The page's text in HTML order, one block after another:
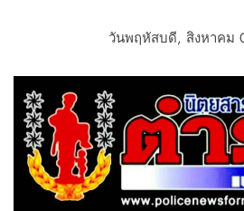
วันพฤหัสบดี, สิงหาคม